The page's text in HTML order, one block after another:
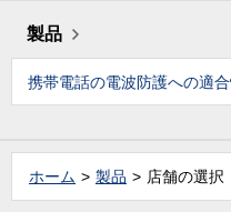
製品
携帯電話の電波防護への適
ホーム 製品 店舗の選択